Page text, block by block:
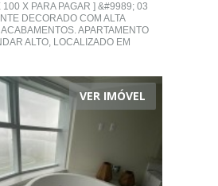
100 X PARA PAGAR ] &#9989; 03
DECORADO COM ALTA
APARTAMENTO
ALTO, LOCALIZADO EM
VER IMÓVEL